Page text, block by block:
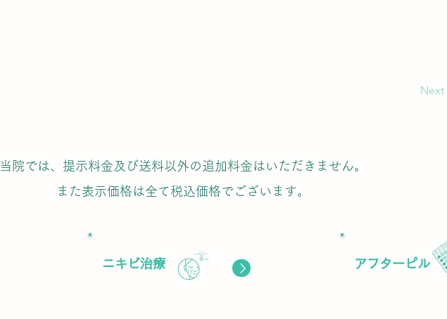
Next
当院では、提示料金及び送料以外の追加料金はいただきません。
また表示価格は全て税込価格でございます。
​ニキビ​治療ボタン アフターピル
ボタン